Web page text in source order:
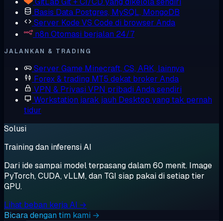
Basis Data Postgres, MySQL, MongoDB
Server KodeVS Code di browser Anda
n8n Otomasi berjalan 24/7
JALANKAN & TRADING
Server Game Minecraft, CS, ARK, lainnya
Forex & trading MT5 dekat broker Anda
VPN & Privasi VPN pribadi Anda sendiri
Workstation jarak jauh Desktop yang tak pernah
tidur
Solusi
Training dan inferensi AI
Dari ide sampai model terpasang dalam 60 menit. Image
PyTorch, CUDA, vLLM, dan TGI siap pakai di setiap tier
GPU.
Lihat beban kerja AI →
Bicara dengan tim kami →